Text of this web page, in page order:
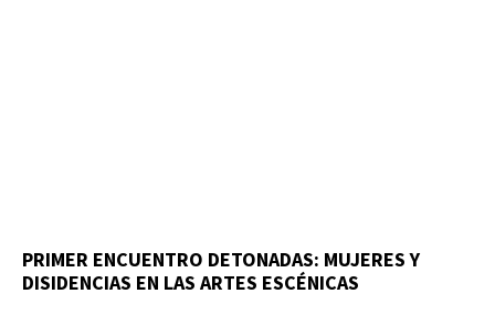
PRIMER ENCUENTRO DETONADAS: MUJERES Y
DISIDENCIAS EN LAS ARTES ESCÉNICAS